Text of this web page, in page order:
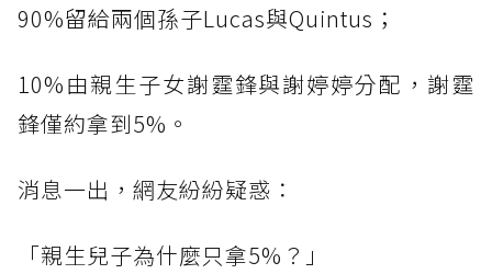
90%留給兩個孫子Lucas與Quintus；
10%由親生子女謝霆鋒與謝婷婷分配，謝霆
鋒僅約拿到5%。
消息一出，網友紛紛疑惑：
「親生兒子為什麼只拿5%？」